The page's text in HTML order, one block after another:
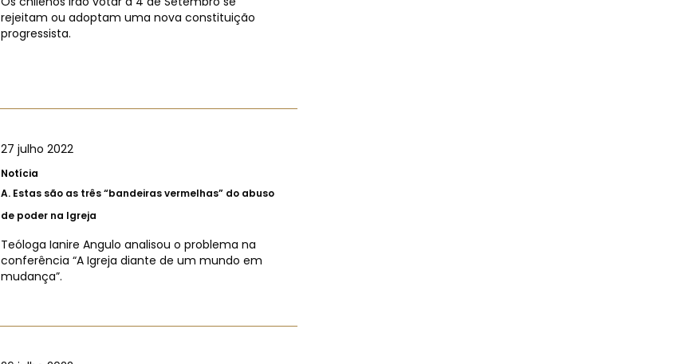
rejeitam ou adoptam uma nova constituição
progressista.
27 julho 2022
Notícia
A. Estas são as três “bandeiras vermelhas” do abuso
de poder na Igreja
Teóloga Ianire Angulo analisou o problema na
conferência “A Igreja diante de um mundo em
mudança”.